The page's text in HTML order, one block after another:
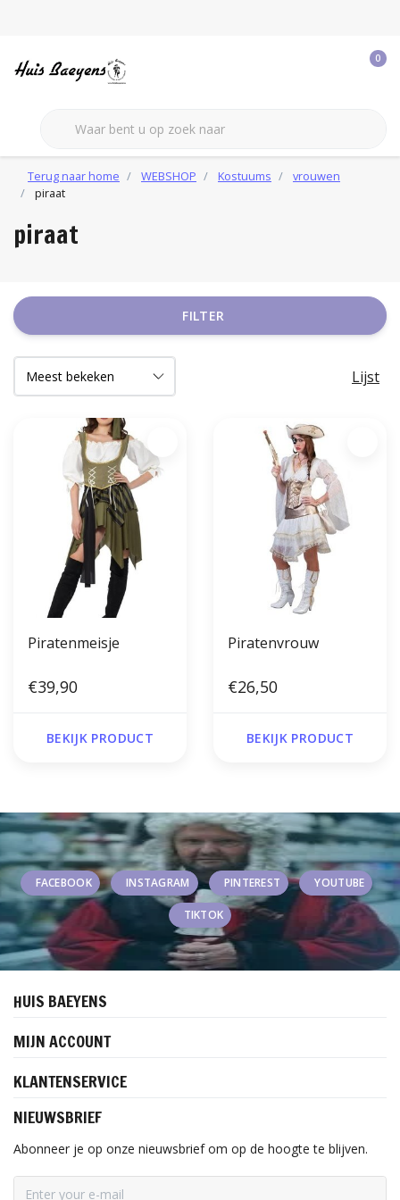
0
Terug naar home WEBSHOP Kostuums
vrouwen
piraat
piraat
FILTER
Lijst
Piratenmeisje
€39,90
BEKIJK PRODUCT
Piratenvrouw
€26,50
BEKIJK PRODUCT
FACEBOOK INSTAGRAM PINTEREST YOUTUBE
TIKTOK
HUIS BAEYENS
MIJN ACCOUNT
KLANTENSERVICE
NIEUWSBRIEF
Abonneer je op onze nieuwsbrief om op de hoogte te blijven.